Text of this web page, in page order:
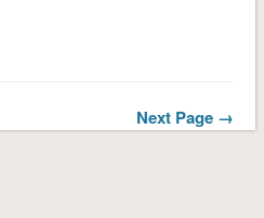
Next Page →